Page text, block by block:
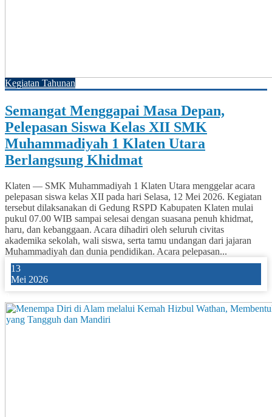
Kegiatan Tahunan
Semangat Menggapai Masa Depan,
Pelepasan Siswa Kelas XII SMK
Muhammadiyah 1 Klaten Utara
Berlangsung Khidmat
Klaten — SMK Muhammadiyah 1 Klaten Utara menggelar acara
pelepasan siswa kelas XII pada hari Selasa, 12 Mei 2026. Kegiatan
tersebut dilaksanakan di Gedung RSPD Kabupaten Klaten mulai
pukul 07.00 WIB sampai selesai dengan suasana penuh khidmat,
haru, dan kebanggaan. Acara dihadiri oleh seluruh civitas
akademika sekolah, wali siswa, serta tamu undangan dari jajaran
Muhammadiyah dan dunia pendidikan. Acara pelepasan...
13
Mei 2026